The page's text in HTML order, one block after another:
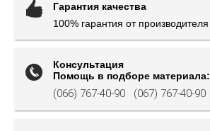
Гарантия качества
100% гарантия от производителя
Консультация
Помощь в подборе материала:
(066) 767-40-90 (067) 767-40-90